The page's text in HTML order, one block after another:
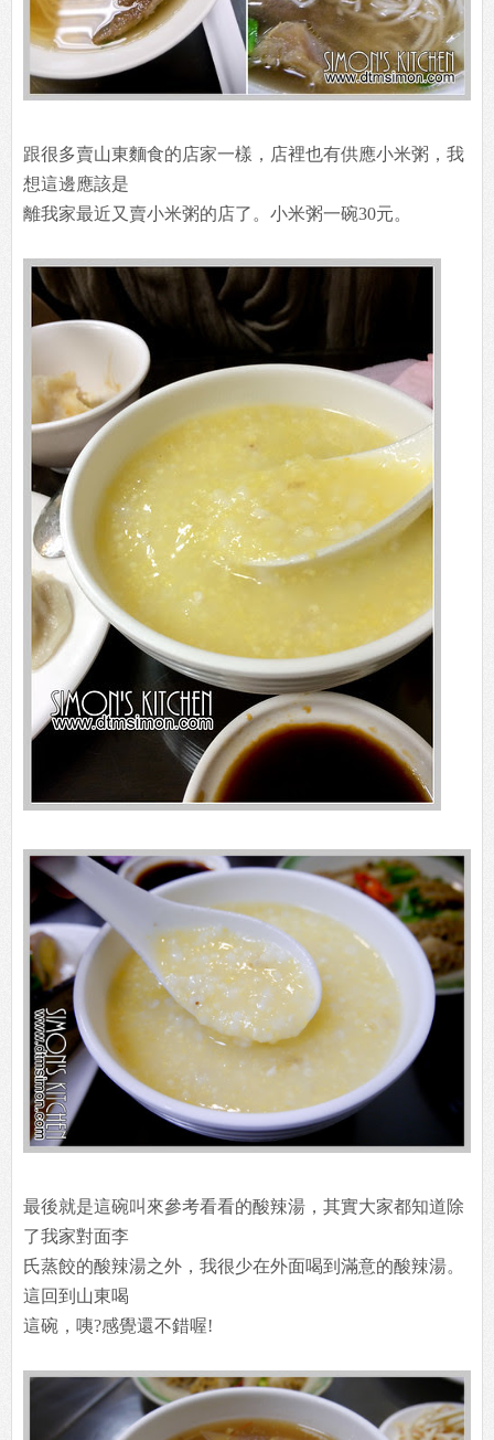
跟很多賣山東麵食的店家一樣，店裡也有供應小米粥，我
想這邊應該是
離我家最近又賣小米粥的店了。小米粥一碗30元。
最後就是這碗叫來參考看看的酸辣湯，其實大家都知道除
了我家對面李
氏蒸餃的酸辣湯之外，我很少在外面喝到滿意的酸辣湯。
這回到山東喝
這碗，咦?感覺還不錯喔!